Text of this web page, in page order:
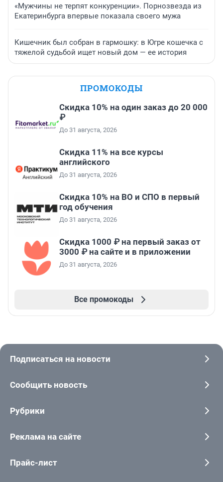
«Мужчины не терпят конкуренции». Порнозвезда из
Екатеринбурга впервые показала своего мужа
Кишечник был собран в гармошку: в Югре кошечка с
тяжелой судьбой ищет новый дом — ее история
ПРОМОКОДЫ
Скидка 10% на один заказ до 20 000
₽
До 31 августа, 2026
Скидка 11% на все курсы
английского
До 31 августа, 2026
Скидка 10% на ВО и СПО в первый
год обучения
До 31 августа, 2026
Скидка 1000 ₽ на первый заказ от
3000 ₽ на сайте и в приложении
До 31 августа, 2026
Все промокоды
Подписаться на новости
Сообщить новость
Рубрики
Реклама на сайте
Прайс-лист